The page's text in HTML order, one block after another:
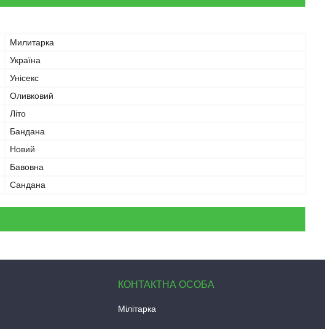
Милитарка
Україна
Унісекс
Оливковий
Літо
Бандана
Новий
Бавовна
Сандана
Мілітарка